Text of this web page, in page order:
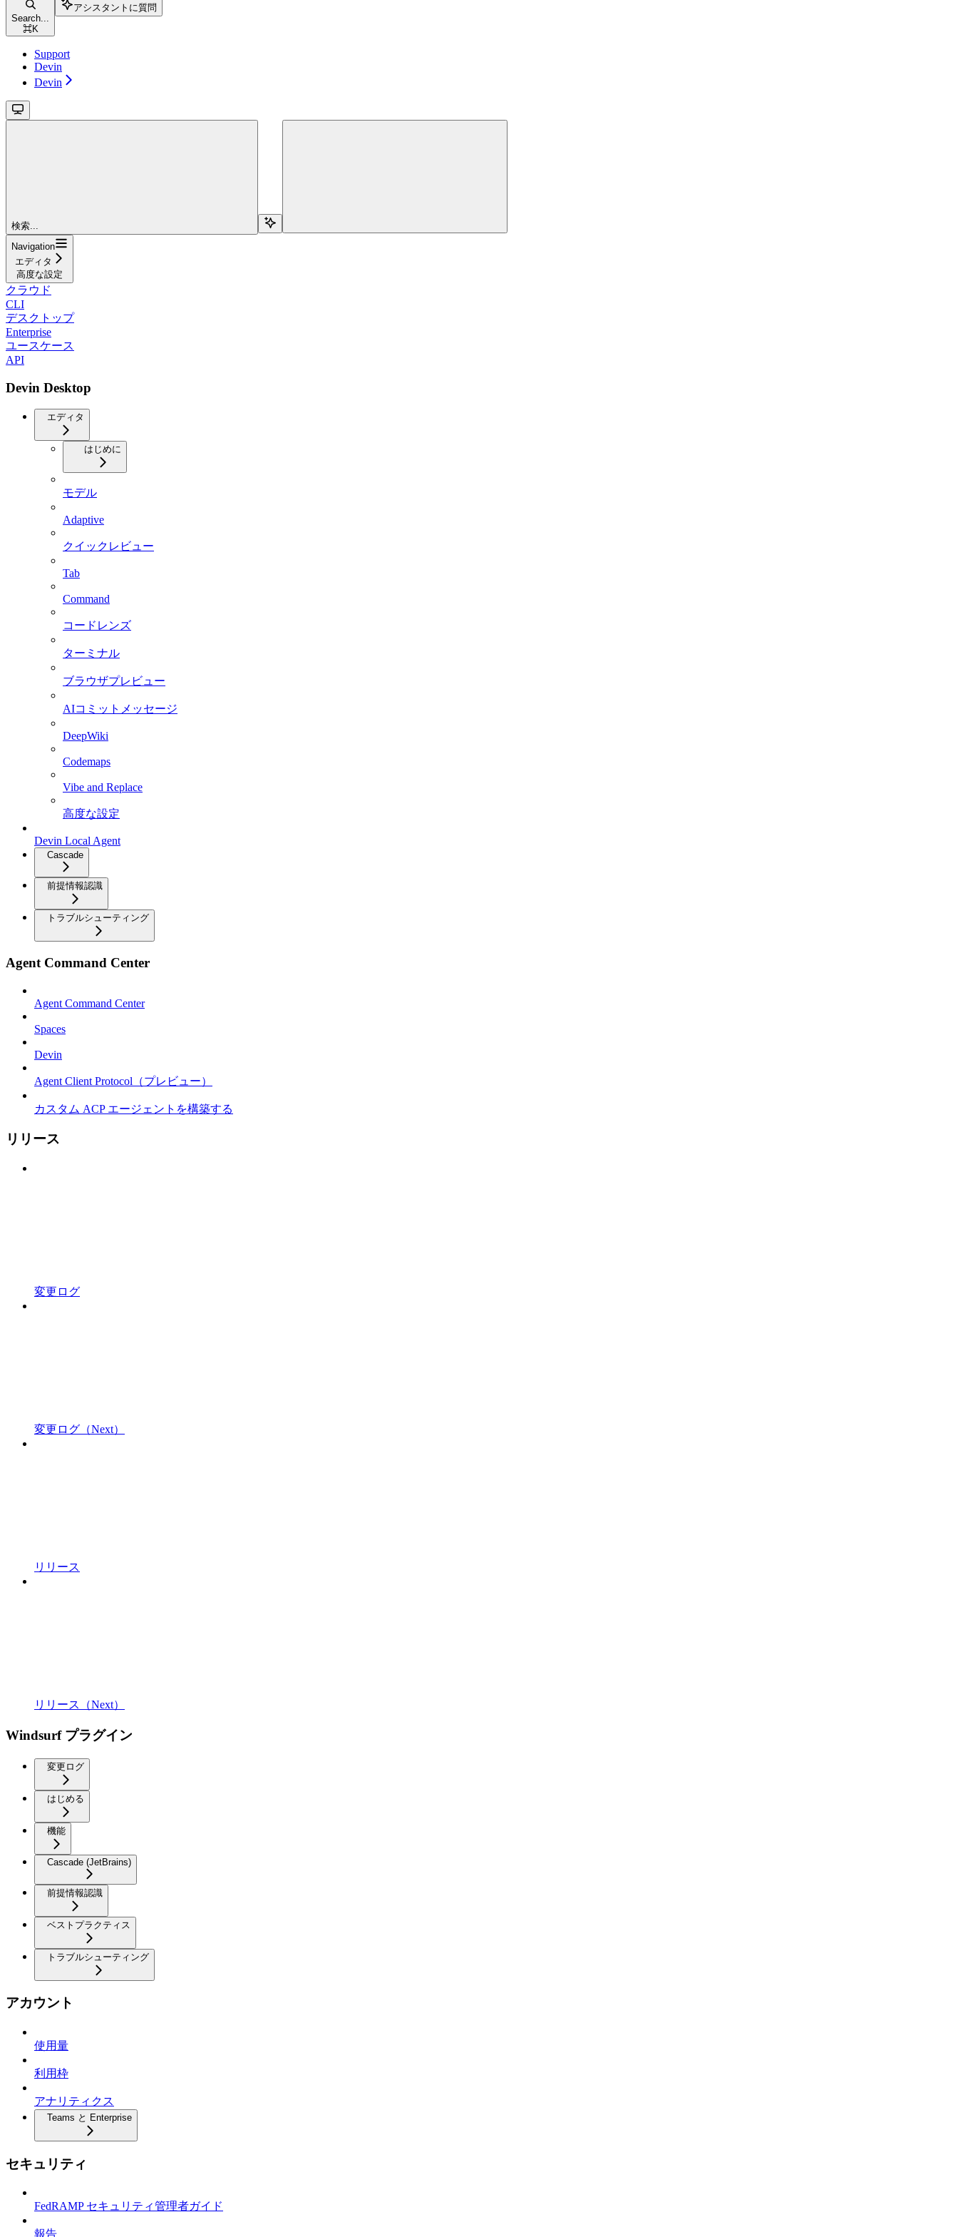
Search...
⌘K
アシスタントに質問
Support
Devin
Devin
検索...
Navigation
エディタ
高度な設定
クラウド
CLI
デスクトップ
Enterprise
ユースケース
API
Devin Desktop
エディタ
はじめに
モデル
Adaptive
クイックレビュー
Tab
Command
コードレンズ
ターミナル
ブラウザプレビュー
AIコミットメッセージ
DeepWiki
Codemaps
Vibe and Replace
高度な設定
Devin Local Agent
Cascade
前提情報認識
トラブルシューティング
Agent Command Center
Agent Command Center
Spaces
Devin
Agent Client Protocol（プレビュー）
カスタム ACP エージェントを構築する
リリース
変更ログ
変更ログ（Next）
リリース
リリース（Next）
Windsurf プラグイン
変更ログ
はじめる
機能
Cascade (JetBrains)
前提情報認識
ベストプラクティス
トラブルシューティング
アカウント
使用量
利用枠
アナリティクス
Teams と Enterprise
セキュリティ
FedRAMP セキュリティ管理者ガイド
報告